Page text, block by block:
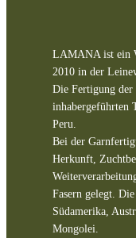
LAMANA ist ein
2010 in der
Die Fertigung der
inhabergeführten
Peru.
Bei der
Herkunft,
Fasern gelegt.
Südamerika,
Mongolei.